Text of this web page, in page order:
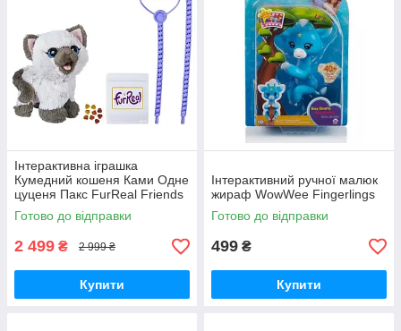
Інтерактивна іграшка
Кумедний кошеня Ками Одне
цуценя Пакс FurReal Friends
Kami My Poopin Kitty
Готово до відправки
2 499 ₴ 2 999 ₴
Купити
Інтерактивний ручної малюк
жираф WowWee Fingerlings
Готово до відправки
499 ₴
Купити